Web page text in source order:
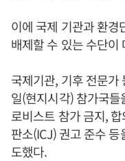
이에 국제 기관과 환
배제할 수 있는 수단이
국제기관, 기후 전문가
일(현지시각) 참가국
로비스트 참가 금지,
판소(ICJ) 권고 준수
도했다.